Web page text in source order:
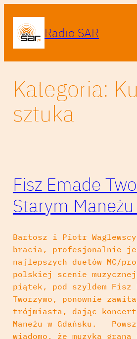
treści
Radio SAR
Kategoria:
sztuka
Fisz Emade
Starym
Bartosz i Piotr
bracia, profesjonalnie
najlepszych duetów MC/
polskiej scenie
piątek, pod szyldem Fisz
Tworzywo, ponownie
trójmiasta, dając koncert
Maneżu w Gdańsku.
wiadomo, że muzyka grana